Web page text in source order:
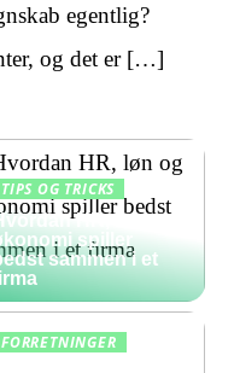
egentlig?
og det er […]
TIPS OG TRICKS
HR, løn og
spiller
sammen i et
FORRETNINGER